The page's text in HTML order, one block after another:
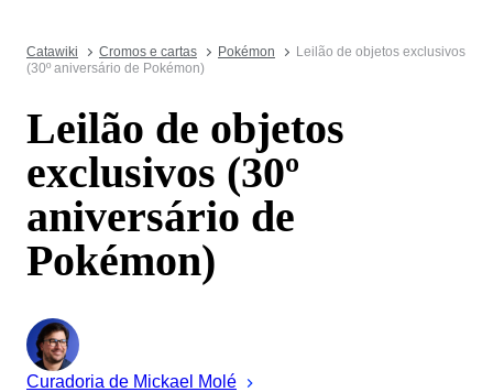
Catawiki Cromos e cartas Pokémon
Leilão de objetos exclusivos
(30º aniversário de Pokémon)
Leilão de objetos
exclusivos (30º
aniversário de
Pokémon)
Curadoria de Mickael Molé